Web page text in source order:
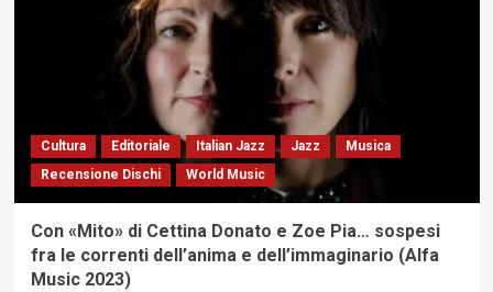
corpo
sciolto
a
Stefano
Bollani
per
la
sua
performance
Jazz
Cultura Editoriale Italian Jazz Jazz
Musica
Recensione Dischi
World Music
Con «Mito» di Cettina Donato e Zoe Pia… sospesi
fra le correnti dell’anima e dell’immaginario (Alfa
Music 2023)